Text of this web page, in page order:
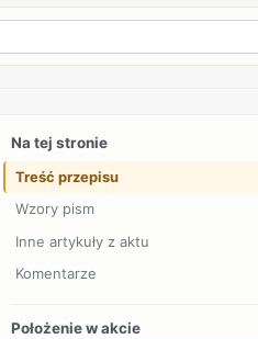
Na tej stronie
Treść przepisu
Wzory pism
Inne artykuły z aktu
Komentarze
Położenie w akcie